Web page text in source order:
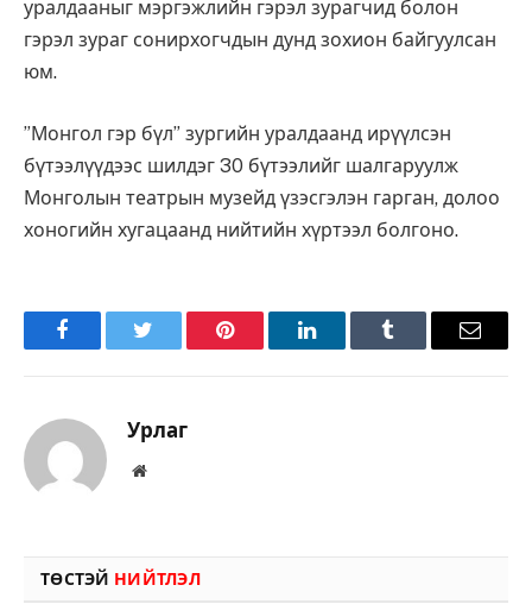
уралдааныг мэргэжлийн гэрэл зурагчид болон
гэрэл зураг сонирхогчдын дунд зохион байгуулсан
юм.
”Монгол гэр бүл” зургийн уралдаанд ирүүлсэн
бүтээлүүдээс шилдэг 30 бүтээлийг шалгаруулж
Монголын театрын музейд үзэсгэлэн гарган, долоо
хоногийн хугацаанд нийтийн хүртээл болгоно.
FacebookTwitter Pinterest LinkedInTumblr Имэйл
Урлаг
Вэбсайт
ТӨСТЭЙ НИЙТЛЭЛ